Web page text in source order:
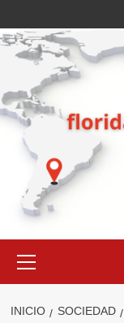
al
contenido
primario
INICIO SOCIEDAD